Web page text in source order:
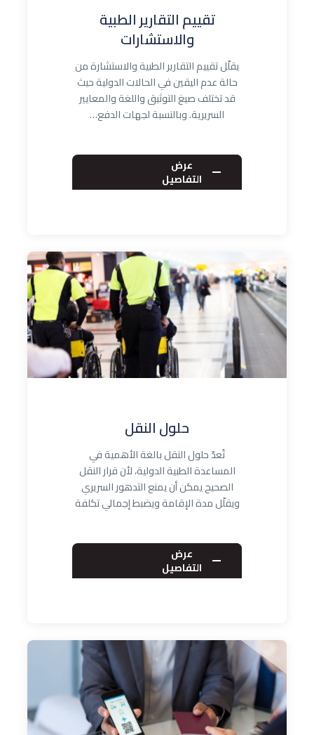
تقييم التقارير الطبية
والاستشارات
يقلّل تقييم التقارير الطبية والاستشارة من
حالة عدم اليقين في الحالات الدولية حيث
قد تختلف صيغ التوثيق واللغة والمعايير
السريرية. وبالنسبة لجهات الدفع…
عرض
التفاصيل
حلول النقل
تُعدّ حلول النقل بالغة الأهمية في
المساعدة الطبية الدولية، لأن قرار النقل
الصحيح يمكن أن يمنع التدهور السريري
ويقلّل مدة الإقامة ويضبط إجمالي تكلفة
عرض
التفاصيل